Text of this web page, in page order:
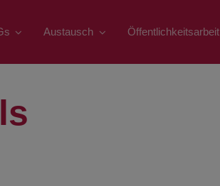
Austausch Öffentlichkeitsarbeit